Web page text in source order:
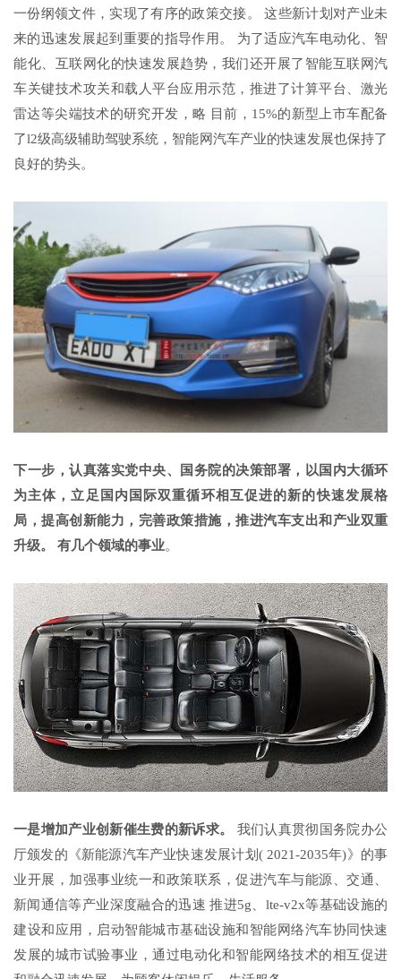
一份纲领文件，实现了有序的政策交接。 这些新计划对产业未
来的迅速发展起到重要的指导作用。 为了适应汽车电动化、智
能化、互联网化的快速发展趋势，我们还开展了智能互联网汽
车关键技术攻关和载人平台应用示范，推进了计算平台、激光
雷达等尖端技术的研究开发，略 目前，15%的新型上市车配备
了l2级高级辅助驾驶系统，智能网汽车产业的快速发展也保持了
良好的势头。
下一步，认真落实党中央、国务院的决策部署，以国内大循环
为主体，立足国内国际双重循环相互促进的新的快速发展格
局，提高创新能力，完善政策措施，推进汽车支出和产业双重
升级。 有几个领域的事业。
一是增加产业创新催生费的新诉求。 我们认真贯彻国务院办公
厅颁发的《新能源汽车产业快速发展计划( 2021-2035年)》的事
业开展，加强事业统一和政策联系，促进汽车与能源、交通、
新闻通信等产业深度融合的迅速 推进5g、lte-v2x等基础设施的
建设和应用，启动智能城市基础设施和智能网络汽车协同快速
发展的城市试验事业，通过电动化和智能网络技术的相互促进